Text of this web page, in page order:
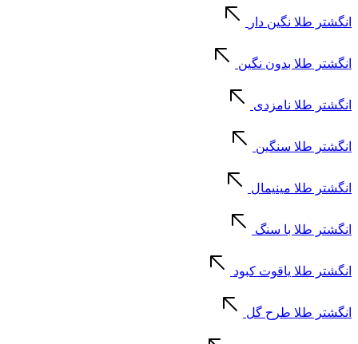
انگشتر طلا نگین دار
انگشتر طلا بدون نگین
انگشتر طلا نامزدی
انگشتر طلا سنگین
انگشتر طلا مینیمال
انگشتر طلا با سنگ
انگشتر طلا یاقوت کبود
انگشتر طلا طرح گل